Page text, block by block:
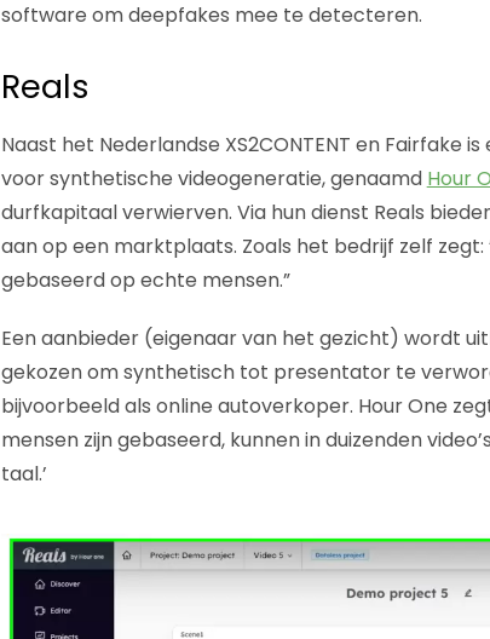
software om deepfakes mee te detecteren.
Reals
Naast het Nederlandse XS2CONTENT en Fairfake
voor synthetische videogeneratie, genaamd Hour
durfkapitaal verwierven. Via hun dienst Reals
aan op een marktplaats. Zoals het bedrijf zelf zegt:
gebaseerd op echte mensen.”
Een aanbieder (eigenaar van het gezicht) wordt
gekozen om synthetisch tot presentator te
bijvoorbeeld als online autoverkoper. Hour One
mensen zijn gebaseerd, kunnen in duizenden
taal.’